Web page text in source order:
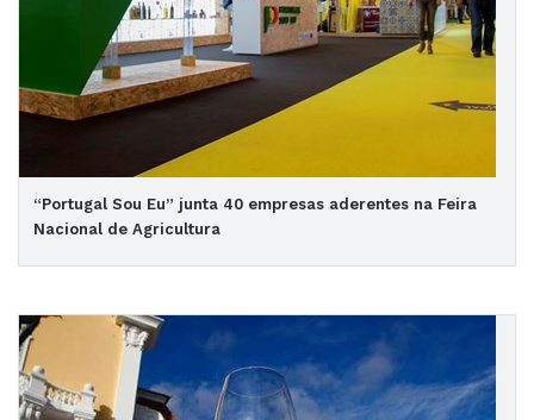
“Portugal Sou Eu” junta 40 empresas aderentes na Feira
Nacional de Agricultura